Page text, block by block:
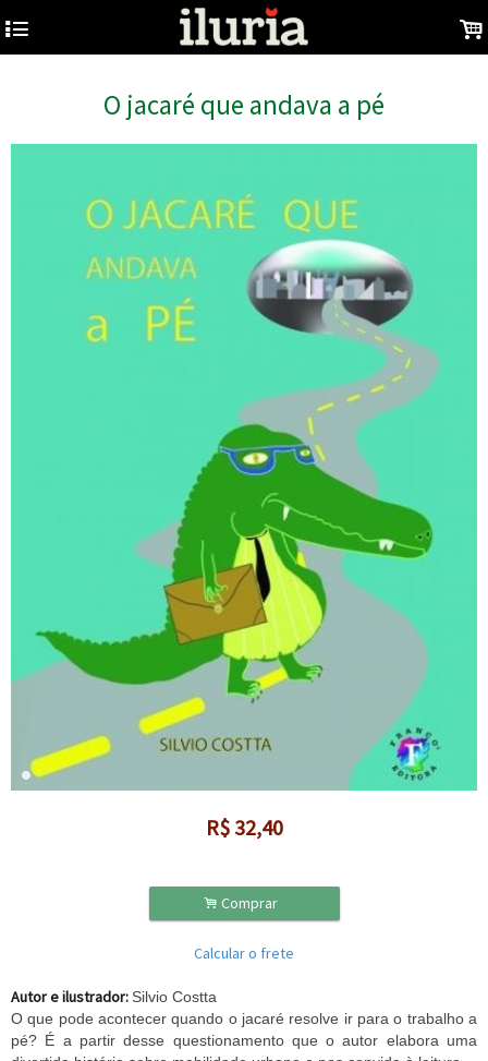
4 .
O jacaré que andava a pé
R$ 32,40
. Comprar
Calcular o frete
Autor e ilustrador: Silvio Costta
O que pode acontecer quando o jacaré resolve ir para o trabalho a
pé? É a partir desse questionamento que o autor elabora uma